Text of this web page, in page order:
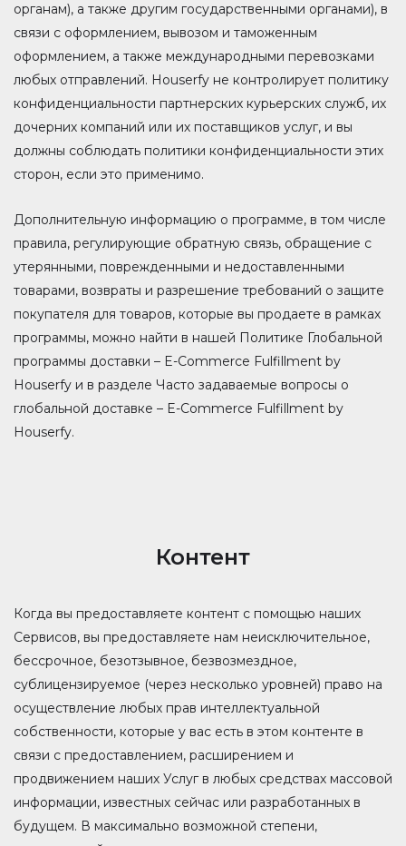
органам), а также другим государственными органами), в
связи с оформлением, вывозом и таможенным
оформлением, а также международными перевозками
любых отправлений. Houserfy не контролирует политику
конфиденциальности партнерских курьерских служб, их
дочерних компаний или их поставщиков услуг, и вы
должны соблюдать политики конфиденциальности этих
сторон, если это применимо.
Дополнительную информацию о программе, в том числе
правила, регулирующие обратную связь, обращение с
утерянными, поврежденными и недоставленными
товарами, возвраты и разрешение требований о защите
покупателя для товаров, которые вы продаете в рамках
программы, можно найти в нашей Политике Глобальной
программы доставки – E-Commerce Fulfillment by
Houserfy и в разделе Часто задаваемые вопросы о
глобальной доставке – E-Commerce Fulfillment by
Houserfy.
Контент
Когда вы предоставляете контент с помощью наших
Сервисов, вы предоставляете нам неисключительное,
бессрочное, безотзывное, безвозмездное,
сублицензируемое (через несколько уровней) право на
осуществление любых прав интеллектуальной
собственности, которые у вас есть в этом контенте в
связи с предоставлением, расширением и
продвижением наших Услуг в любых средствах массовой
информации, известных сейчас или разработанных в
будущем. В максимально возможной степени,